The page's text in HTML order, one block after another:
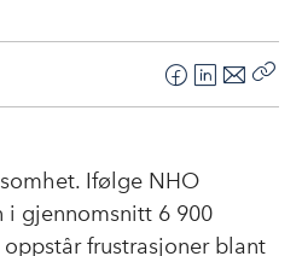
F
e
b
L
k
e
E
Ifølge NHO
i gjennomsnitt 6 900
frustrasjoner blant